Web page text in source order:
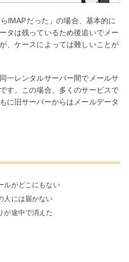
IMAPだった」の場合、基本的に
タは残っているため後追いでメー
、ケースによっては難しいことが
一レンタルサーバー間でメールサ
す。この場合、多くのサービスで
に旧サーバーからはメールデータ
ルがどこにもない
人には届かない
が途中で消えた